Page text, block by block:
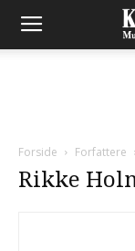
Forside Forfattere
Rikke